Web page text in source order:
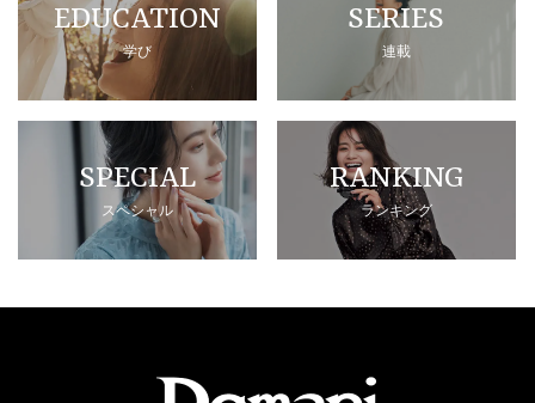
EDUCATION
学び
SERIES
連載
SPECIAL
スペシャル
RANKING
ランキング